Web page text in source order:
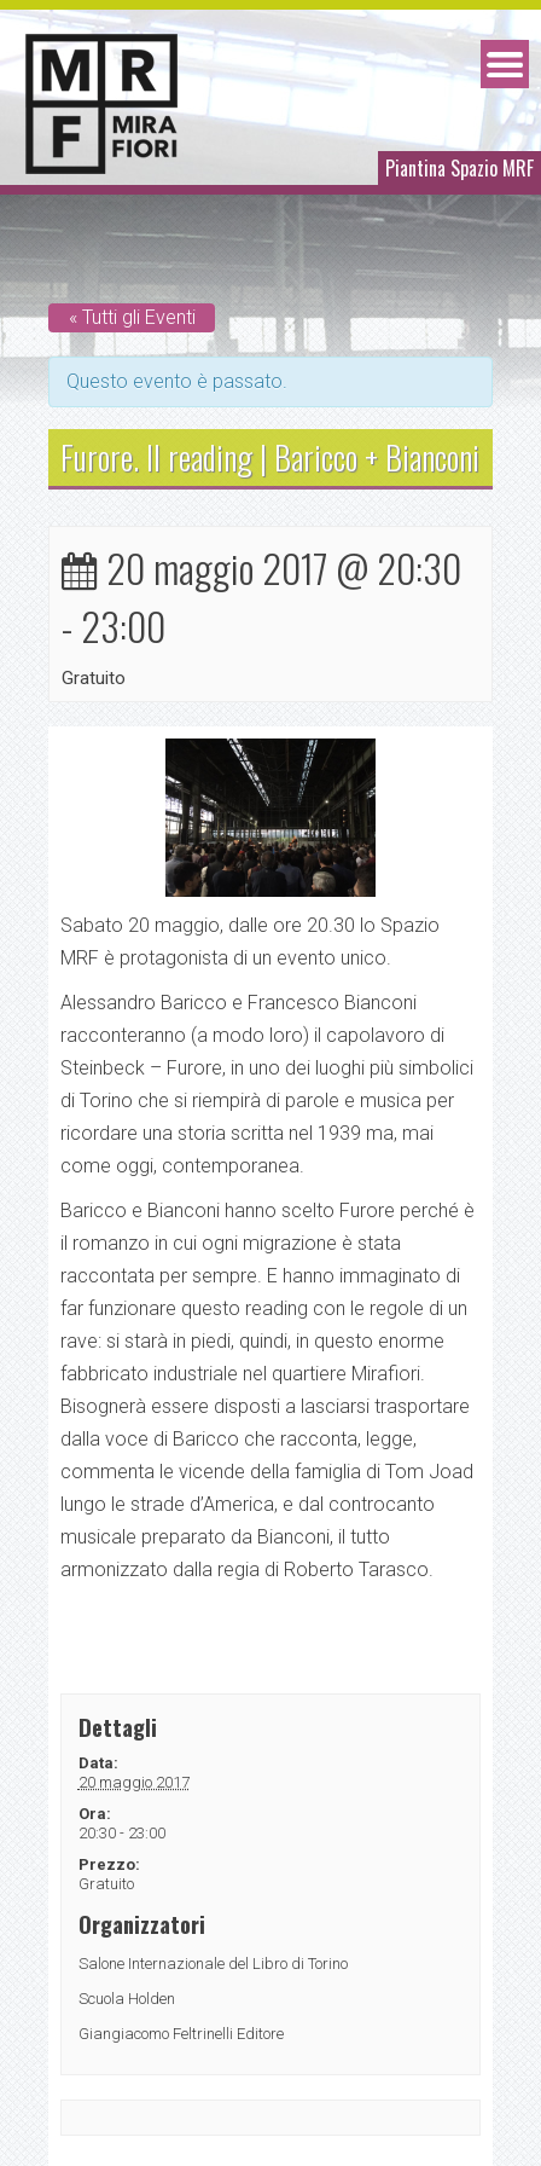
Piantina Spazio MRF
« Tutti gli Eventi
Questo evento è passato.
Furore. Il reading | Baricco + Bianconi
20 maggio 2017 @ 20:30
- 23:00
Gratuito
Sabato 20 maggio, dalle ore 20.30 lo Spazio
MRF è protagonista di un evento unico.
Alessandro Baricco e Francesco Bianconi
racconteranno (a modo loro) il capolavoro di
Steinbeck – Furore, in uno dei luoghi più simbolici
di Torino che si riempirà di parole e musica per
ricordare una storia scritta nel 1939 ma, mai
come oggi, contemporanea.
Baricco e Bianconi hanno scelto Furore perché è
il romanzo in cui ogni migrazione è stata
raccontata per sempre. E hanno immaginato di
far funzionare questo reading con le regole di un
rave: si starà in piedi, quindi, in questo enorme
fabbricato industriale nel quartiere Mirafiori.
Bisognerà essere disposti a lasciarsi trasportare
dalla voce di Baricco che racconta, legge,
commenta le vicende della famiglia di Tom Joad
lungo le strade d’America, e dal controcanto
musicale preparato da Bianconi, il tutto
armonizzato dalla regia di Roberto Tarasco.
Dettagli
Data:
20 maggio 2017
Ora:
20:30 - 23:00
Prezzo:
Gratuito
Organizzatori
Salone Internazionale del Libro di Torino
Scuola Holden
Giangiacomo Feltrinelli Editore